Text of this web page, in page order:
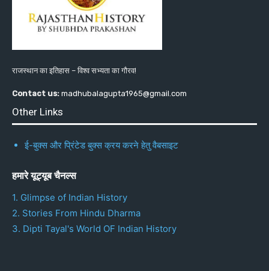
राजस्थान का इतिहास – विश्व सभ्यता का गौरव!
Contact us: madhubalagupta1965@gmail.com
Other Links
ई-बुक्स और प्रिंटेड बुक्स क्रय करने हेतु वैबसाइट
हमारे यूट्यूब चैनल्स
1. Glimpse of Indian History
2. Stories From Hindu Dharma
3. Dipti Tayal's World OF Indian History